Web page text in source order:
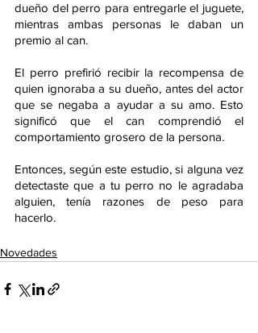
dueño del perro para entregarle el juguete,
mientras ambas personas le daban un
premio al can.
El perro prefirió recibir la recompensa de
quien ignoraba a su dueño, antes del actor
que se negaba a ayudar a su amo. Esto
significó que el can comprendió el
comportamiento grosero de la persona.
Entonces, según este estudio, si alguna vez
detectaste que a tu perro no le agradaba
alguien, tenía razones de peso para
hacerlo.
Novedades